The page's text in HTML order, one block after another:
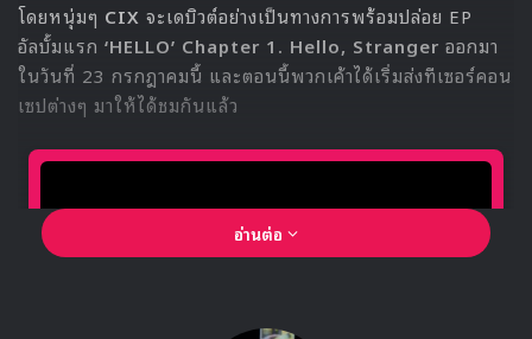
โดยหนุ่มๆ CIX จะเดบิวต์อย่างเป็นทางการพร้อมปล่อย EP
อัลบั้มแรก ‘HELLO’ Chapter 1. Hello, Stranger ออกมา
ในวันที่ 23 กรกฎาคมนี้ และตอนนี้พวกเค้าได้เริ่มส่งทีเซอร์คอน
เซปต่างๆ มาให้ได้ชมกันแล้ว
อ่านต่อ